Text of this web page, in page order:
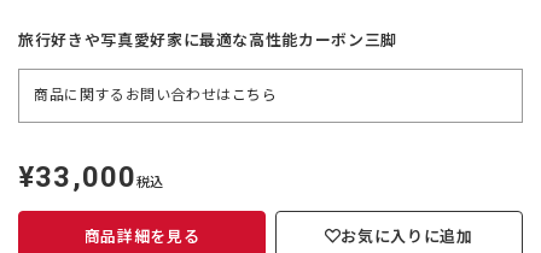
旅行好きや写真愛好家に最適な高性能カーボン三脚
商品に関するお問い合わせは こちら
定
価
¥33,000税込
商品詳細を見る お気に入りに追加